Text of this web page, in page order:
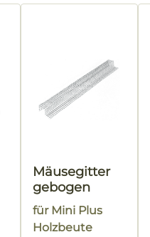
Mäusegitter
gebogen
für Mini Plus
Holzbeute